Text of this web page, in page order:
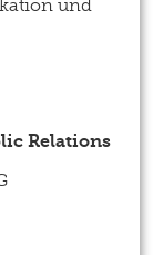
Relations